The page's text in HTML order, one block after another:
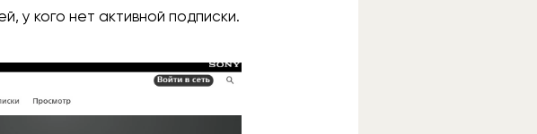
у кого нет активной подписки.